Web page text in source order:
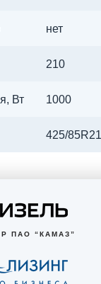
нет
210
Вт 1000
425/
ПАО “КАМАЗ”